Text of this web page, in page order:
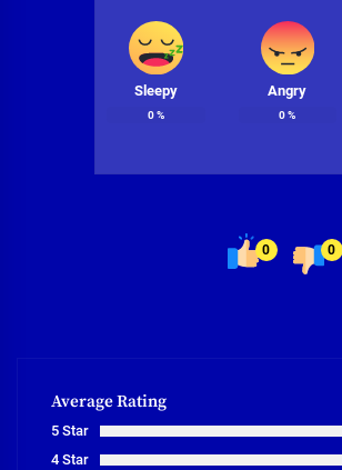
Sleepy
0%
Angry
0%
0 0
Average Rating
5 Star
4 Star